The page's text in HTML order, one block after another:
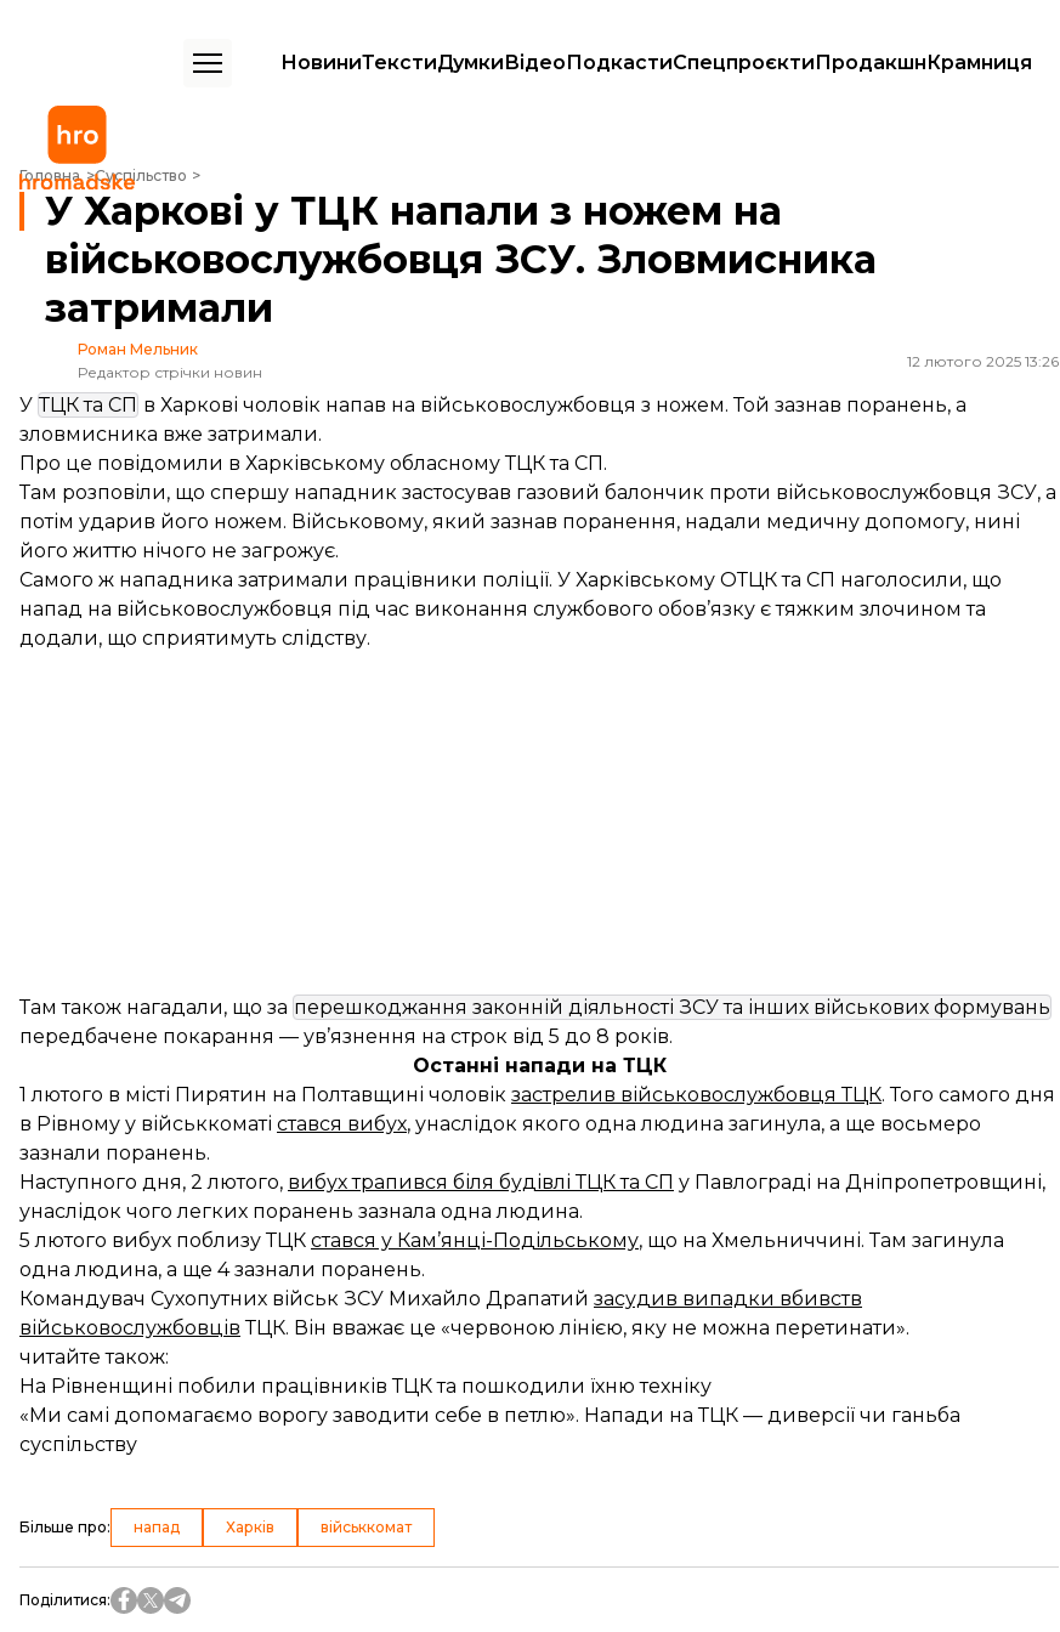
НовиниТекстиДумкиВідеоПодкастиСпецпроєктиПродакшнКрамниця
Головна Суспільство
У Харкові у ТЦК напали з ножем на військовослужбовця ЗСУ. Зловмисника затримали
У Харкові у ТЦК напали з ножем на
військовослужбовця ЗСУ. Зловмисника
затримали
Роман Мельник
Редактор стрічки новин
12 лютого 2025 13:26
У ТЦК та СП в Харкові чоловік напав на військовослужбовця з ножем. Той зазнав поранень, а
зловмисника вже затримали.
Про це повідомили в Харківському обласному ТЦК та СП.
Там розповіли, що спершу нападник застосував газовий балончик проти військовослужбовця ЗСУ, а
потім ударив його ножем. Військовому, який зазнав поранення, надали медичну допомогу, нині
його життю нічого не загрожує.
Самого ж нападника затримали працівники поліції. У Харківському ОТЦК та СП наголосили, що
напад на військовослужбовця під час виконання службового обов’язку є тяжким злочином та
додали, що сприятимуть слідству.
Там також нагадали, що за перешкоджання законній діяльності ЗСУ та інших військових формувань
передбачене покарання — ув’язнення на строк від 5 до 8 років.
Останні напади на ТЦК
1 лютого в місті Пирятин на Полтавщині чоловік застрелив військовослужбовця ТЦК. Того самого дня
в Рівному у військкоматі стався вибух, унаслідок якого одна людина загинула, а ще восьмеро
зазнали поранень.
Наступного дня, 2 лютого, вибух трапився біля будівлі ТЦК та СП у Павлограді на Дніпропетровщині,
унаслідок чого легких поранень зазнала одна людина.
5 лютого вибух поблизу ТЦК стався у Кам’янці-Подільському, що на Хмельниччині. Там загинула
одна людина, а ще 4 зазнали поранень.
Командувач Сухопутних військ ЗСУ Михайло Драпатий засудив випадки вбивств
військовослужбовців ТЦК. Він вважає це «червоною лінією, яку не можна перетинати».
читайте також:
На Рівненщині побили працівників ТЦК та пошкодили їхню техніку
«Ми самі допомагаємо ворогу заводити себе в петлю». Напади на ТЦК — диверсії чи ганьба
суспільству
Більше про: напад Харків військкомат
Поділитися: